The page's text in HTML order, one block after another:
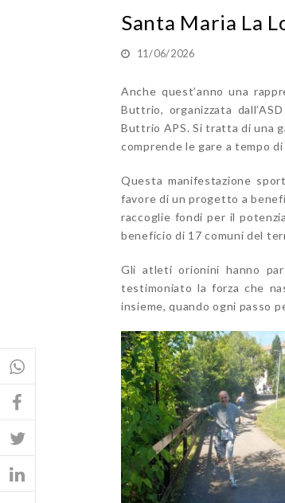
Santa Maria La
11/06/2026
Anche quest’anno una
Buttrio, organizzata
Buttrio APS. Si tratta di una
comprende le gare a tempo
Questa manifestazione
favore di un progetto a
raccoglie fondi per il
beneficio di 17 comuni del
Gli atleti orioninihanno
testimoniato la forza che
insieme, quando ogni passo